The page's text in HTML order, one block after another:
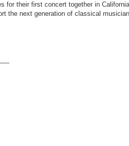
their first concert together in
the next generation of classical